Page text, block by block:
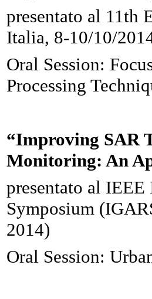
presentato al 11th
Italia, 8-10/10/
Oral Session:
Processing
“Improving SAR
Monitoring: An
presentato al
Symposium
2014)
Oral Session: